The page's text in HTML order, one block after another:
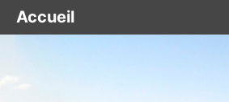
Accueil